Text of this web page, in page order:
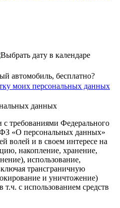
автомобиль, бесплатно?
моих персональных данных
данных
требованиями Федерального
«О персональных данных»
волей и в своем интересе на
накопление, хранение,
использование,
трансграничную
и уничтожение)
с использованием средств